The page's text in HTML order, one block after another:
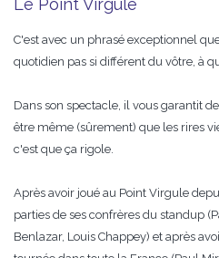
Le Point Virgule
C'est avec un phrasé exceptionnel
quotidien pas si différent du vôtre, à
Dans son spectacle, il vous garantit
être même (sûrement) que les rires
c'est que ça rigole.
Après avoir joué au Point Virgule
parties de ses confrères du standup
Benlazar, Louis Chappey) et après